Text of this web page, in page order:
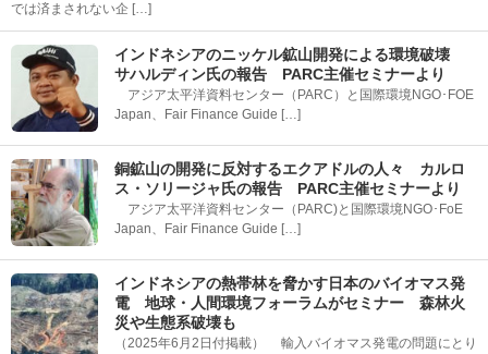
では済まされない企 […]
インドネシアのニッケル鉱山開発による環境破壊
サハルディン氏の報告 PARC主催セミナーより
アジア太平洋資料センター（PARC）と国際環境NGO･FOE
Japan、Fair Finance Guide […]
銅鉱山の開発に反対するエクアドルの人々 カルロ
ス・ソリージャ氏の報告 PARC主催セミナーより
アジア太平洋資料センター（PARC)と国際環境NGO･FoE
Japan、Fair Finance Guide […]
インドネシアの熱帯林を脅かす日本のバイオマス発
電 地球・人間環境フォーラムがセミナー 森林火
災や生態系破壊も
（2025年6月2日付掲載） 輸入バイオマス発電の問題にとり